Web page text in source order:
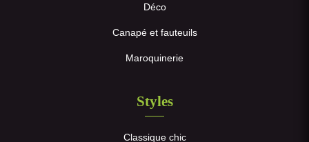
Déco
Canapé et fauteuils
Maroquinerie
Styles
Classique chic